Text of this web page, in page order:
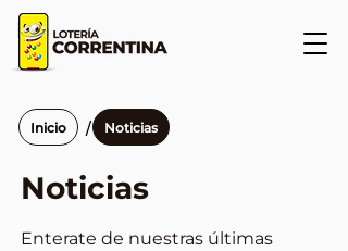
Inicio / Noticias
Noticias
Enterate de nuestras últimas